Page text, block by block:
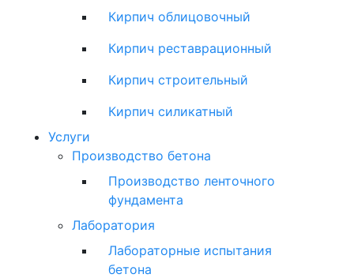
Кирпич облицовочный
Кирпич реставрационный
Кирпич строительный
Кирпич силикатный
Услуги
Производство бетона
Производство ленточного
фундамента
Лаборатория
Лабораторные испытания
бетона